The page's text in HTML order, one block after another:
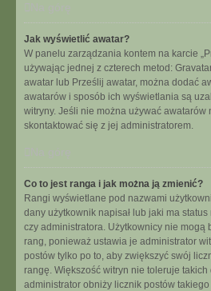
Jak wyświetlić awatar?
W panelu zarządzania kontem na karcie
używając jednej z czterech metod:
awatar lub Prześlij awatar, można dodać
awatarów i sposób ich wyświetlania są
witryny. Jeśli nie można używać
skontaktować się z jej administratorem.
Co to jest ranga i jak można ją zmienić?
Rangi wyświetlane pod nazwami
dany użytkownik napisał lub jaki ma
czy administratora. Użytkownicy nie mogą
rang, ponieważ ustawia je administrator
postów tylko po to, aby zwiększyć swój
rangę. Większość witryn nie toleruje takich
administrator obniży licznik postów